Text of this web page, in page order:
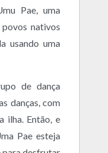
Pae, uma
nativos
usando uma
de dança
danças, com
ilha. Então, e
Pae esteja